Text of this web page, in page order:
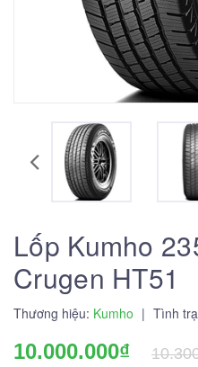
Lốp Kumho
Crugen HT51
Thương hiệu: Kumho | Tình
10.000.000₫